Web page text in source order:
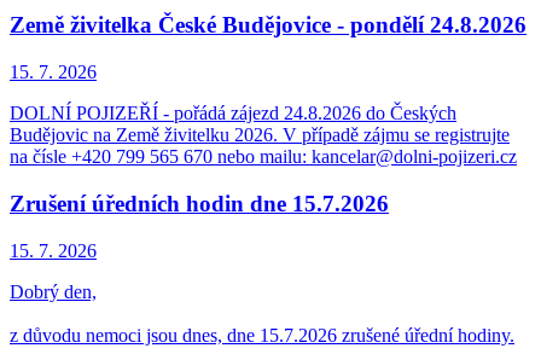
Země živitelka České Budějovice - pondělí 24.8.2026
15. 7. 2026
DOLNÍ POJIZEŘÍ - pořádá zájezd 24.8.2026 do Českých
Budějovic na Země živitelku 2026. V případě zájmu se registrujte
na čísle +420 799 565 670 nebo mailu: kancelar@dolni-pojizeri.cz
Zrušení úředních hodin dne 15.7.2026
15. 7. 2026
Dobrý den,
z důvodu nemoci jsou dnes, dne 15.7.2026 zrušené úřední hodiny.